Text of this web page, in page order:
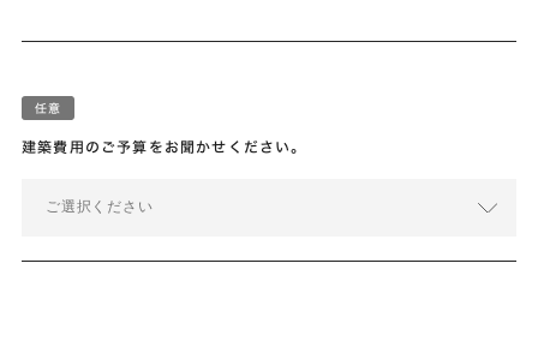
建築費用のご予算をお聞かせください。
ご選択ください